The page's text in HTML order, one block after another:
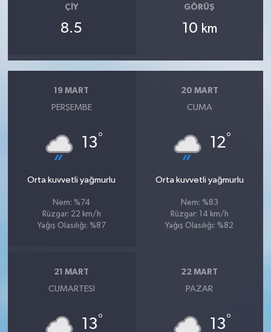
ÇIY
8.5
GÖRÜŞ
10 km
19 MART
PERŞEMBE
13°
Orta kuvvetli yağmurlu
Nem: %74
Rüzgar: 22 km/h
Yağış Olasılığı: %87
20 MART
CUMA
12°
Orta kuvvetli yağmurlu
Nem: %83
Rüzgar: 14 km/h
Yağış Olasılığı: %82
21 MART
CUMARTESI
13°
22 MART
PAZAR
13°